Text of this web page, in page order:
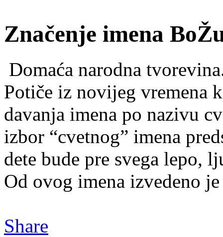
Značenje imena
Domaća narodna
Potiče iz novijeg vremena
davanja imena po nazivu
izbor “cvetnog” imena
dete bude pre svega lepo,
Od ovog imena izvedeno
Share